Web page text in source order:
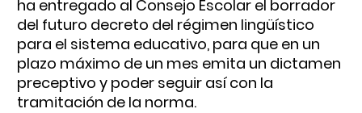
ha entregado al Consejo Escolar el borrador
del futuro decreto del régimen lingüístico
para el sistema educativo, para que en un
plazo máximo de un mes emita un dictamen
preceptivo y poder seguir así con la
tramitación de la norma.